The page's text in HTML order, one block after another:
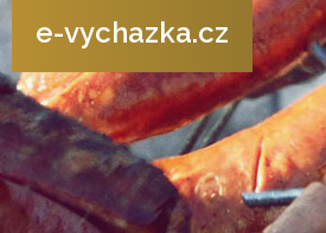
e-vychazka.cz